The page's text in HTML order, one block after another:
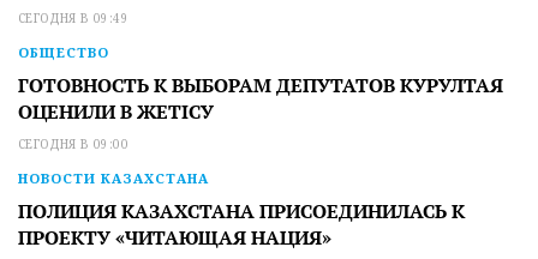
СЕГОДНЯ В 09:49
ОБЩЕСТВО
ГОТОВНОСТЬ К ВЫБОРАМ ДЕПУТАТОВ КУРУЛТАЯ
ОЦЕНИЛИ В ЖЕТІСУ
СЕГОДНЯ В 09:00
НОВОСТИ КАЗАХСТАНА
ПОЛИЦИЯ КАЗАХСТАНА ПРИСОЕДИНИЛАСЬ К
ПРОЕКТУ «ЧИТАЮЩАЯ НАЦИЯ»